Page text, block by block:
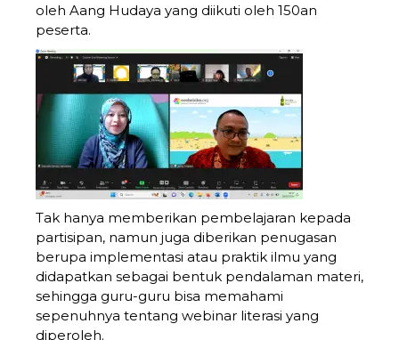
oleh Aang Hudaya yang diikuti oleh 150an
peserta.
Tak hanya memberikan pembelajaran kepada
partisipan, namun juga diberikan penugasan
berupa implementasi atau praktik ilmu yang
didapatkan sebagai bentuk pendalaman materi,
sehingga guru-guru bisa memahami
sepenuhnya tentang webinar literasi yang
diperoleh.